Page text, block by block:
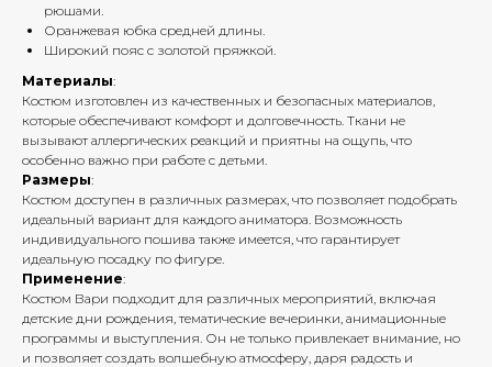
рюшами.
Оранжевая юбка средней длины.
Широкий пояс с золотой пряжкой.
Материалы:
Костюм изготовлен из качественных и безопасных материалов,
которые обеспечивают комфорт и долговечность. Ткани не
вызывают аллергических реакций и приятны на ощупь, что
особенно важно при работе с детьми.
Размеры:
Костюм доступен в различных размерах, что позволяет подобрать
идеальный вариант для каждого аниматора. Возможность
индивидуального пошива также имеется, что гарантирует
идеальную посадку по фигуре.
Применение:
Костюм Вари подходит для различных мероприятий, включая
детские дни рождения, тематические вечеринки, анимационные
программы и выступления. Он не только привлекает внимание, но
и позволяет создать волшебную атмосферу, даря радость и